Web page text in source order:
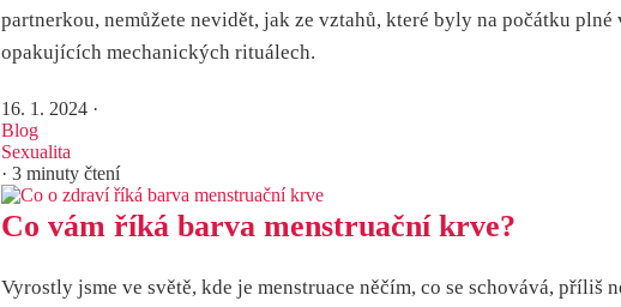
partnerkou, nemůžete nevidět, jak ze vztahů, které byly na počátku
opakujících mechanických rituálech.
16. 1. 2024 ·
Blog
Sexualita
· 3 minuty čtení
Co vám říká barva menstruační krve?
Vyrostly jsme ve světě, kde je menstruace něčím, co se schovává,